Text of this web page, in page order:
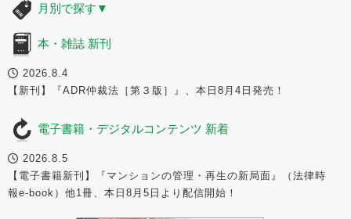
月別で探す ▼
本・雑誌 新刊
2026.8.4
【新刊】『ADR仲裁法［第３版］』、本日8月4日発売！
電子書籍・デジタルコンテンツ 新着
2026.8.5
【電子書籍新刊】『マンションの管理・再生の新局面』（法律時
報e-book）他1冊、本日8月5日より配信開始！